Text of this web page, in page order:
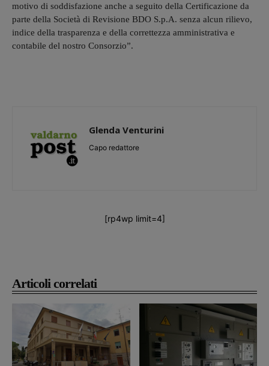
Articoli correlati
motivo di soddisfazione anche a seguito della Certificazione da
parte della Società di Revisione BDO S.p.A. senza alcun rilievo,
indice della trasparenza e della correttezza amministrativa e
contabile del nostro Consorzio”.
Glenda Venturini
Capo redattore
[rp4wp limit=4]